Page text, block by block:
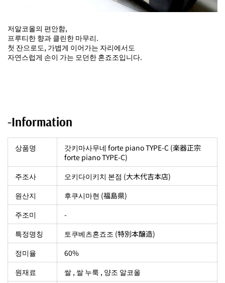
저알코올의 편안함,
프루티한 향과 클린한 마무리.
첫 잔으로도, 가볍게 이어가는 자리에서도
자연스럽게 손이 가는 모던한 혼죠조입니다.
-Information
상품명
갓키마사무네 forte piano TYPE-C (楽器正宗
forte piano TYPE-C)
주조사
오키다이키치 본점 (大木代吉本店)
원산지
후쿠시마현 (福島県)
주조미
-
특정명칭
토쿠베츠혼죠조 (特別本醸造)
정미율
60%
원재료
쌀 , 쌀 누룩 , 양조 알코올